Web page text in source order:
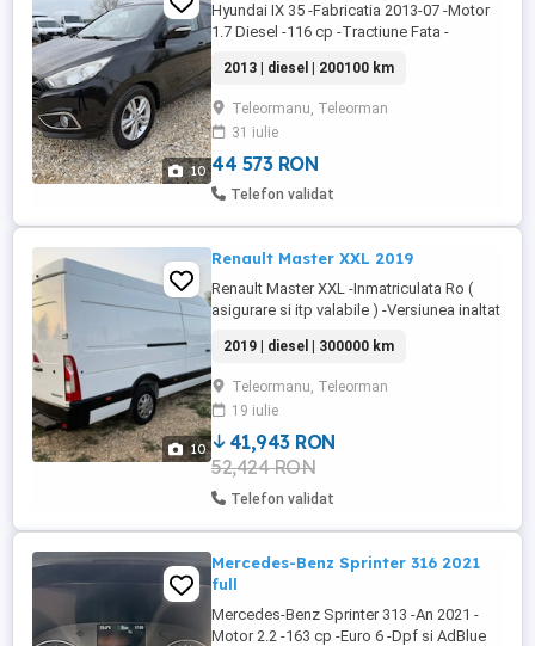
10
Hyundai IX 35 -Fabricatia 2013-07 -Motor
1.7 Diesel -116 cp -Tractiune Fata -
negru -AC -interior piele -4 Geamuri
electrice -Oglinzi electrice -Carlig
remorcare -Scaune incalzite fața -Radio
cd mp3 -Navigatie mare -Camera video -
Senzori parcare -Start Stop -Volan ...
2013 | diesel | 200100 km
Teleormanu, Teleorman
31 iulie
44 573 RON
Telefon validat
10
Renault Master XXL 2019
Renault Master XXL -Inmatriculata Ro (
asigurare si itp valabile ) -Versiunea inaltat
Motor 2.3 -Euro6 -DPF si AdBlue ACTIVE
-125 cp -Manuala 6+1 -Consum 8% -3
locuri -AC -Navigatie mare -Camera video
marsalier -Computer bord -Pilot automat -
Volan piele -Comenzi ...
2019 | diesel | 300000 km
Teleormanu, Teleorman
19 iulie
41,943 RON
52,424 RON
Telefon validat
Mercedes-Benz Sprinter 316 2021
full
Mercedes-Benz Sprinter 313 -An 2021 -
Motor 2.2 -163 cp -Euro 6 -Dpf si AdBlue